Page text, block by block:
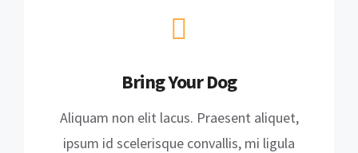
Bring Your Dog
Aliquam non elit lacus. Praesent aliquet,
ipsum id scelerisque convallis, mi ligula